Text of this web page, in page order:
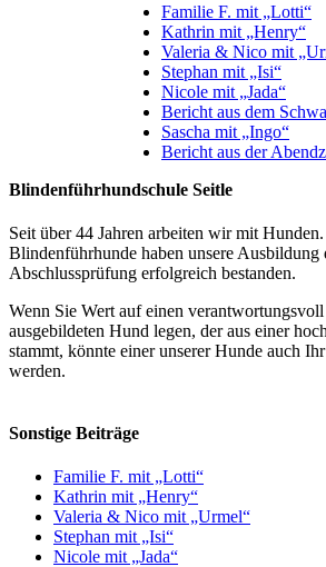
Familie F. mit „Lotti“
Kathrin mit „Henry“
Valeria & Nico mit
Stephan mit „Isi“
Nicole mit „Jada“
Bericht aus dem
Sascha mit „Ingo“
Bericht aus der
Blindenführhundschule Seitle
Seit über 44 Jahren arbeiten wir mit
Blindenführhunde haben unsere Ausbildung
Abschlussprüfung erfolgreich bestanden.
Wenn Sie Wert auf einen
ausgebildeten Hund legen, der aus einer
stammt, könnte einer unserer Hunde auch
werden.
Sonstige Beiträge
Familie F. mit „Lotti“
Kathrin mit „Henry“
Valeria & Nico mit „Urmel“
Stephan mit „Isi“
Nicole mit „Jada“